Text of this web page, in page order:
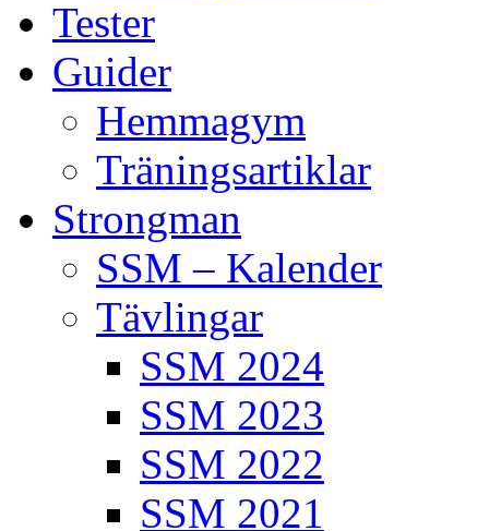
Tester
Guider
Hemmagym
Träningsartiklar
Strongman
SSM – Kalender
Tävlingar
SSM 2024
SSM 2023
SSM 2022
SSM 2021